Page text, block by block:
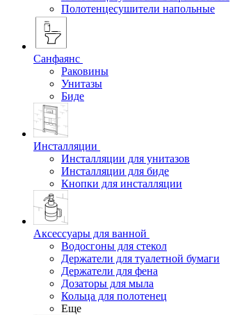
Полотенцесушители напольные
Санфаянс
Раковины
Унитазы
Биде
Инсталляции
Инсталляции для унитазов
Инсталляции для биде
Кнопки для инсталляции
Аксессуары для ванной
Водосгоны для стекол
Держатели для туалетной бумаги
Держатели для фена
Дозаторы для мыла
Кольца для полотенец
Еще